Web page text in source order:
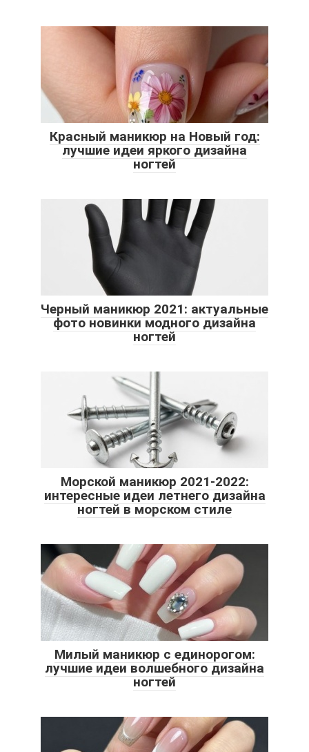
Красный маникюр на Новый год:
лучшие идеи яркого дизайна
ногтей
Черный маникюр 2021: актуальные
фото новинки модного дизайна
ногтей
Морской маникюр 2021-2022:
интересные идеи летнего дизайна
ногтей в морском стиле
Милый маникюр с единорогом:
лучшие идеи волшебного дизайна
ногтей